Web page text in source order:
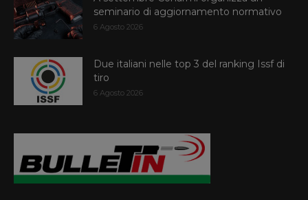
seminario di aggiornamento normativo
6 Agosto 2026
Due italiani nelle top 3 del ranking Issf di
tiro
6 Agosto 2026